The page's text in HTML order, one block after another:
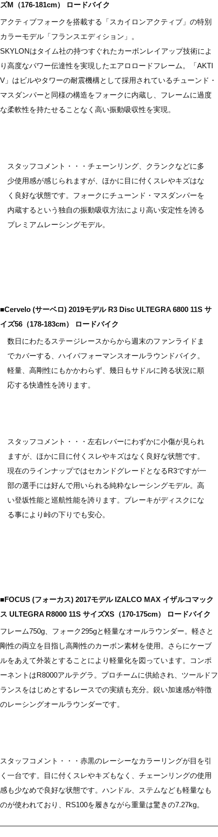
ズM（176-181cm） ロードバイク
アクティブフォークを搭載する「スカイロンアクティブ」の特別
カラーモデル「フランスエディション」。
SKYLONはタイム社の持つすぐれたカーボンレイアップ技術によ
り高度なパワー伝達性を実現したエアロロードフレーム。「AKTI
V」はビルやタワーの耐震機構として採用されているチューンド・
マスダンパーと同様の構造をフォークに内蔵し、フレームに過度
な柔軟性を持たせることなく高い振動吸収性を実現。
スタッフコメント・・・チェーンリング、クランクなどに多
少使用感が感じられますが、ほかに目に付くスレやキズはな
く良好な状態です。フォークにチューンド・マスダンパーを
内蔵するという独自の振動吸収方法により高い安定性を誇る
プレミアムレーシングモデル。
■Cervelo (サーベロ) 2019モデル R3 Disc ULTEGRA 6800 11S サ
イズ56（178-183cm） ロードバイク
数日にわたるステージレースからから週末のファンライドま
でカバーする、ハイパフォーマンスオールラウンドバイク。
軽量、高剛性にもかかわらず、幾日もサドルに跨る状況に順
応する快適性を誇ります。
スタッフコメント・・・左右レバーにわずかに小傷が見られ
ますが、ほかに目に付くスレやキズはなく良好な状態です。
現在のラインナップではセカンドグレードとなるR3ですが一
部の選手には好んで用いられる純粋なレーシングモデル。高
い登坂性能と巡航性能を誇ります。ブレーキがディスクにな
る事により峠の下りでも安心。
■FOCUS (フォーカス) 2017モデル IZALCO MAX イザルコマック
ス ULTEGRA R8000 11S サイズXS（170-175cm） ロードバイク
フレーム750g、フォーク295gと軽量なオールラウンダー。軽さと
剛性の両立を目指し高剛性のカーボン素材を使用。さらにケーブ
ルをあえて外装とすることにより軽量化を図っています。コンポ
ーネントはR8000アルテグラ。プロチームに供給され、ツールドフ
ランスをはじめとするレースでの実績も充分。鋭い加速感が特徴
のレーシングオールラウンダーです。
スタッフコメント・・・赤黒のレーシーなカラーリングが目を引
く一台です。目に付くスレやキズもなく、チェーンリングの使用
感も少なめで良好な状態です。ハンドル、ステムなども軽量なも
のが使われており、RS100を履きながら重量は驚きの7.27kg。